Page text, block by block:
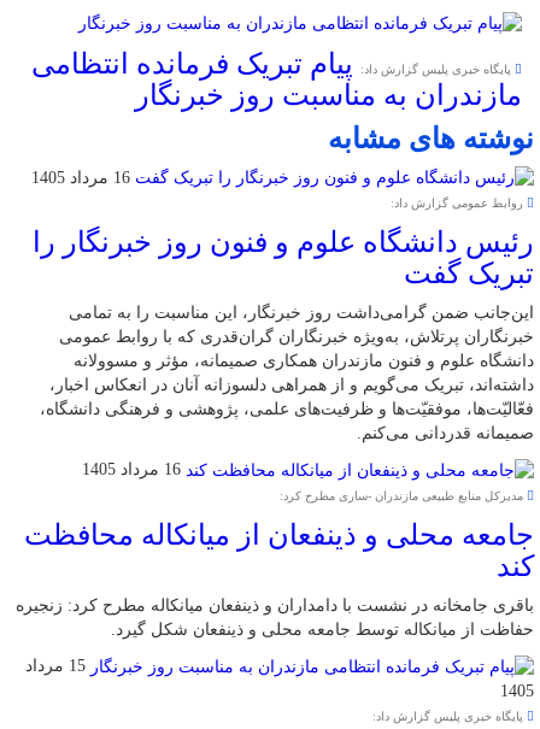
پایگاه خبری پلیس گزارش داد:
پیام تبریک فرمانده انتظامی
مازندران به مناسبت روز خبرنگار
نوشته های مشابه
16 مرداد 1405
روابط عمومی گزارش داد:
رئیس دانشگاه علوم و فنون روز خبرنگار را
تبریک گفت
این‌جانب ضمن گرامی‌داشت روز خبرنگار، این مناسبت را به تمامی
خبرنگاران پرتلاش، به‌ویژه خبرنگاران گران‌قدری که با روابط عمومی
دانشگاه علوم و فنون مازندران همکاری صمیمانه، مؤثر و مسوولانه
داشته‌اند، تبریک می‌گویم و از همراهی دلسوزانه آنان در انعکاس اخبار،
فعّالیّت‌ها، موفقیّت‌ها و ظرفیت‌های علمی، پژوهشی و فرهنگی دانشگاه،
صمیمانه قدردانی می‌کنم.
16 مرداد 1405
مدیرکل منابع طبیعی مازندران -ساری مطرح کرد:
جامعه محلی و ذینفعان از میانکاله محافظت
کند
باقری جامخانه در نشست با دامداران و ذینفعان میانکاله مطرح کرد: زنجیره
حفاظت از میانکاله توسط جامعه محلی و ذینفعان شکل گیرد.
15 مرداد
1405
پایگاه خبری پلیس گزارش داد: